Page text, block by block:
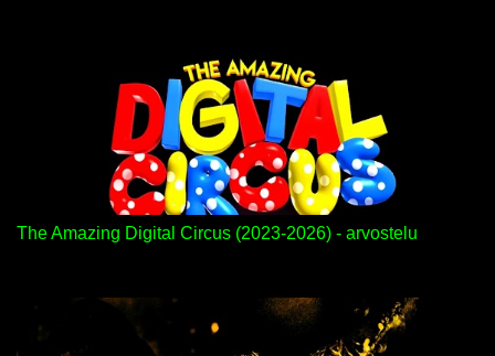
The Amazing Digital Circus (2023-2026) - arvostelu